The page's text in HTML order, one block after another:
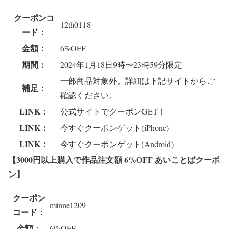
クーポンコ
ード：
12th0118
金額： 6%OFF
期間： 2024年1月18日9時〜23時59分限定
補足：
一部商品対象外。詳細は下記サイトからご
確認ください。
LINK： 公式サイトでクーポンGET！
LINK： 今すぐクーポンゲット(iPhone)
LINK： 今すぐクーポンゲット(Android)
【3000円以上購入で作品注文額 6%OFF あいことばクーポ
ン】
クーポン
コード：
minne1209